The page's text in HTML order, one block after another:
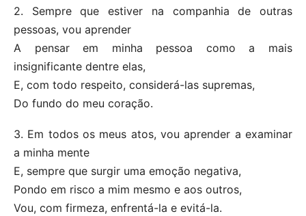
2. Sempre que estiver na companhia de outras
pessoas, vou aprender
A pensar em minha pessoa como a mais
insignificante dentre elas,
E, com todo respeito, considerá-las supremas,
Do fundo do meu coração.
3. Em todos os meus atos, vou aprender a examinar
a minha mente
E, sempre que surgir uma emoção negativa,
Pondo em risco a mim mesmo e aos outros,
Vou, com firmeza, enfrentá-la e evitá-la.